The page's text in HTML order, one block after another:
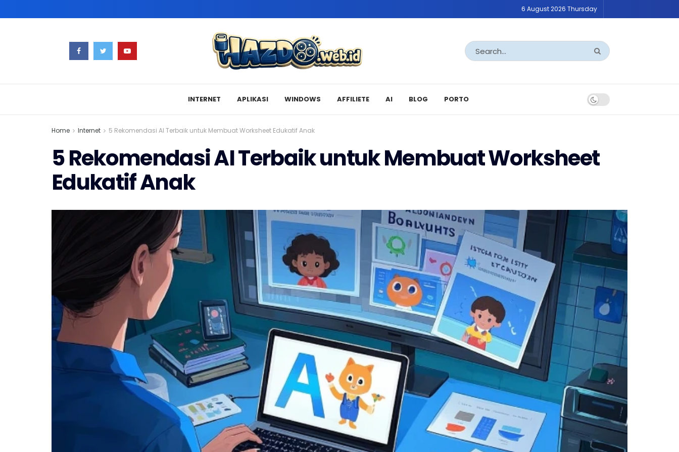
6 August 2026 Thursday
INTERNET APLIKASI WINDOWS AFFILIETE AI BLOG PORTO
Home Internet 5 Rekomendasi AI Terbaik untuk Membuat Worksheet Edukatif Anak
5 Rekomendasi AI Terbaik untuk Membuat Worksheet
Edukatif Anak